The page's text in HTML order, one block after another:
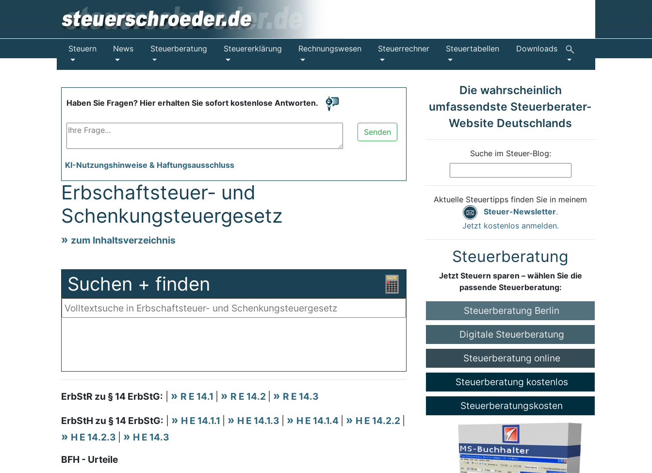
Steuern News Steuerberatung Steuererklärung Rechnungswesen Steuerrechner Steuertabellen Downloads
Haben Sie Fragen? Hier erhalten Sie sofort kostenlose Antworten.
Senden
KI-Nutzungshinweise & Haftungsausschluss
Erbschaftsteuer- und
Schenkungsteuergesetz
zum Inhaltsverzeichnis
Suchen + finden
ErbStR zu § 14 ErbStG: R E 14.1 R E 14.2 R E 14.3
ErbStH zu § 14 ErbStG: H E 14.1.1 H E 14.1.3 H E 14.1.4 H E 14.2.2
H E 14.2.3
H E 14.3
BFH - Urteile
Die wahrscheinlich
umfassendste Steuerberater-
Website Deutschlands
Suche im Steuer-Blog:
Aktuelle Steuertipps finden Sie in meinem
Steuer-Newsletter.
Jetzt kostenlos anmelden.
Steuerberatung
Jetzt Steuern sparen – wählen Sie die
passende Steuerberatung:
Steuerberatung Berlin
Digitale Steuerberatung
Steuerberatung online
Steuerberatung kostenlos
Steuerberatungskosten